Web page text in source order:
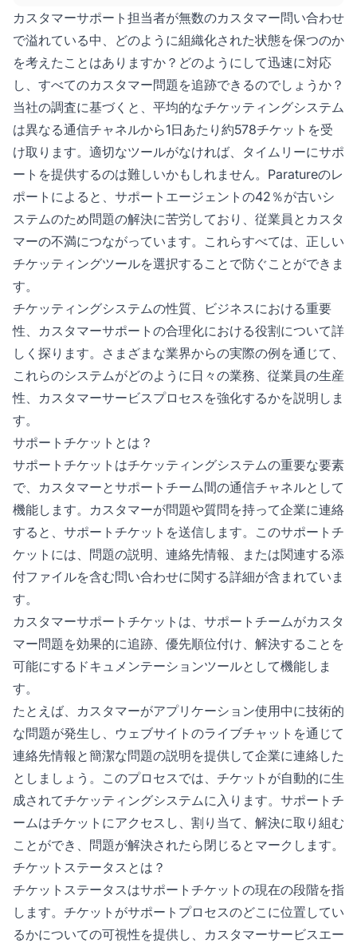
ーサポートのリクエストを受け取り、自動的にチ
ケットを作成します。その後、特定のエージェン
トがサービスデスクソフトウェア内でチケットを
解決する責任を持ちます。
カスタマーサポート担当者が無数のカスタマー問い合わせ
で溢れている中、どのように組織化された状態を保つのか
を考えたことはありますか？どのようにして迅速に対応
し、すべてのカスタマー問題を追跡できるのでしょうか？
当社の調査に基づくと、平均的なチケッティングシステム
は異なる通信チャネルから1日あたり約578チケットを受
け取ります。適切なツールがなければ、タイムリーにサポ
ートを提供するのは難しいかもしれません。Paratureのレ
ポートによると、サポートエージェントの42％が古いシ
ステムのため問題の解決に苦労しており、従業員とカスタ
マーの不満につながっています。これらすべては、正しい
チケッティングツールを選択することで防ぐことができま
す。
チケッティングシステムの性質、ビジネスにおける重要
性、カスタマーサポートの合理化における役割について詳
しく探ります。さまざまな業界からの実際の例を通じて、
これらのシステムがどのように日々の業務、従業員の生産
性、カスタマーサービスプロセスを強化するかを説明しま
す。
サポートチケットとは？
サポートチケットはチケッティングシステムの重要な要素
で、カスタマーとサポートチーム間の通信チャネルとして
機能します。カスタマーが問題や質問を持って企業に連絡
すると、サポートチケットを送信します。このサポートチ
ケットには、問題の説明、連絡先情報、または関連する添
付ファイルを含む問い合わせに関する詳細が含まれていま
す。
カスタマーサポートチケットは、サポートチームがカスタ
マー問題を効果的に追跡、優先順位付け、解決することを
可能にするドキュメンテーションツールとして機能しま
す。
たとえば、カスタマーがアプリケーション使用中に技術的
な問題が発生し、ウェブサイトのライブチャットを通じて
連絡先情報と簡潔な問題の説明を提供して企業に連絡した
としましょう。このプロセスでは、チケットが自動的に生
成されてチケッティングシステムに入ります。サポートチ
ームはチケットにアクセスし、割り当て、解決に取り組む
ことができ、問題が解決されたら閉じるとマークします。
チケットステータスとは？
チケットステータスはサポートチケットの現在の段階を指
します。チケットがサポートプロセスのどこに位置してい
るかについての可視性を提供し、カスタマーサービスエー